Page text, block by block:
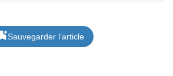
Sauvegarder l’article